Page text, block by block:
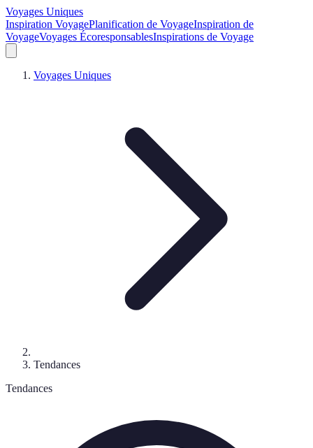
Voyages Uniques
Inspiration VoyagePlanification de VoyageInspiration de
VoyageVoyages ÉcoresponsablesInspirations de Voyage
Voyages Uniques
Tendances
Tendances